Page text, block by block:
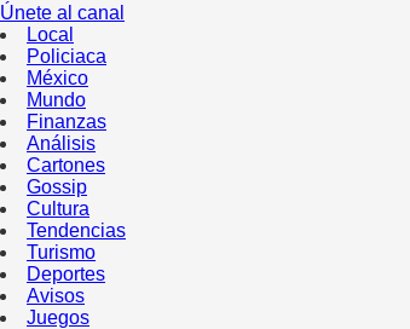
Únete al canal
Local
Policiaca
México
Mundo
Finanzas
Análisis
Cartones
Gossip
Cultura
Tendencias
Turismo
Deportes
Avisos
Juegos